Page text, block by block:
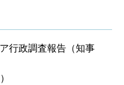
行政調査報告（知事